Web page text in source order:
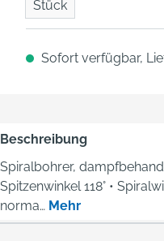
Stück
Sofort verfügbar,
Beschreibung
Spiralbohrer,
Spitzenwinkel 118° •
norma… Mehr